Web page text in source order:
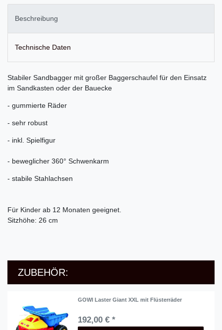
Beschreibung
Technische Daten
Stabiler Sandbagger mit großer Baggerschaufel für den Einsatz
im Sandkasten oder der Bauecke
- gummierte Räder
- sehr robust
- inkl. Spielfigur
- beweglicher 360° Schwenkarm
- stabile Stahlachsen
Für Kinder ab 12 Monaten geeignet.
Sitzhöhe: 26 cm
ZUBEHÖR:
GOWI Laster Giant XXL mit Flüsterräder
192,00 € *